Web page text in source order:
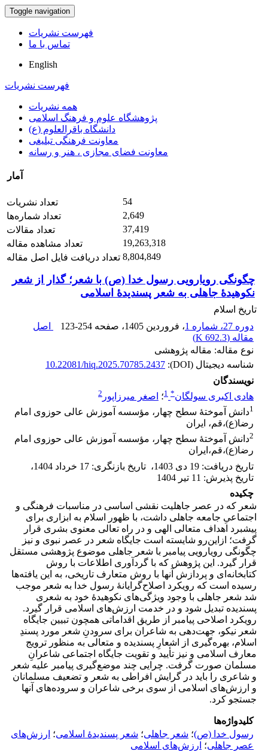
Toggle navigation
فهرست نشریات
تماس با ما
English
فهرست نشریات
همه نشریات
پژوهشگاه علوم و فرهنگ اسلامی
دانشگاه باقرالعلوم (ع)
معاونت فرهنگی تبلیغی
معاونت فضای مجازی ، هنر و رسانه
آمار
تعداد نشریات
54
تعداد شماره‌ها
2,649
تعداد مقالات
37,419
تعداد مشاهده مقاله
19,263,318
تعداد دریافت فایل اصل مقاله 8,804,849
چگونگی رویارویی رسول خدا (ص) با شعر؛ گذار از شعر
نکوهیدۀ جاهلی به شعر پسندیدۀ اسلامی
تاریخ اسلام
دوره 27، شماره 1
، فروردین 1405 ، صفحه 123-254
اصل
مقاله (692.3 K
)
نوع مقاله: مقاله پژوهشی
شناسه دیجیتال (DOI):
10.22081/hiq.2025.70785.2437
نویسندگان
هادی اکبری سولگان*
1؛ اصغر میرزاپور 2
1دانش آموختۀ سطح چهار، مؤسسه آموزش عالی حوزوی امام
رضا(ع)،قم، ایران
2دانش آموختۀ سطح چهار، مؤسسه آموزش عالی حوزوی امام
رضا(ع)،قم،ایران
تاریخ دریافت: 19 دی 1403 ، تاریخ بازنگری: 17 خرداد 1404
،
تاریخ پذیرش: 11 تیر 1404
چکیده
شعر که در عصر جاهلیت نقشی اساسی در مناسبات فرهنگی و
اجتماعیِ جامعه جاهلی داشت، با ظهور اسلام به ابزاری برای
پیشبرد اهداف متعالی الهی و در راه تعالی معنوی بشری قرار
گرفت؛ ازاین‌رو شایسته است جایگاه شعر در عصر نبوی و نیز
چگونگی رویارویی پیامبر با شعر جاهلی موضوع پژوهشی مستقل
قرار گیرد. این پژوهش که با گردآوری اطلاعات با روش
کتابخانه‌ای و پردازش آنها با روش متعارف تاریخی، به این یافته‌ها
رسیده است که رویکرد اصلاح‌گرایانۀ رسول خدا به شعر موجب
شد شعر جاهلی با وجود ویژگی‌های نکوهیدۀ خود به شعری
پسندیده تبدیل شود و در خدمت ارزش‌های اسلامی قرار گیرد.
رویکرد اصلاحی پیامبر از طریق اقداماتی همچون تبیین جایگاه
شعر نیکو، جهت‌دهی به شاعران برای سرودنِ شعر مورد پسندِ
اسلام، بهره‌گیری از اشعارِ پسندیده و متعالی به منظور ترویج
معارف اسلامی و نیز تأیید و تقویت جایگاه اجتماعی شاعرانِ
مسلمان صورت گرفت. چرایی چند موضع‌گیری پیامبر علیه شعر
و شاعری را باید در گرایش افراطی به شعر و تضعیف مسلمانان
و ارزش‌های اسلامی از سوی برخی شاعران و سروده‌های آنها
جستجو کرد.
کلیدواژه‌ها
رسول خدا (ص)؛ شعر جاهلی؛ شعر پسندیدۀ اسلامی؛ ارزش‌های
عصر جاهلی؛ ارزش‌های اسلامی